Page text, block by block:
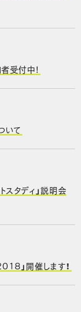
者受付中!
いて
タディ」説明会
」開催します！